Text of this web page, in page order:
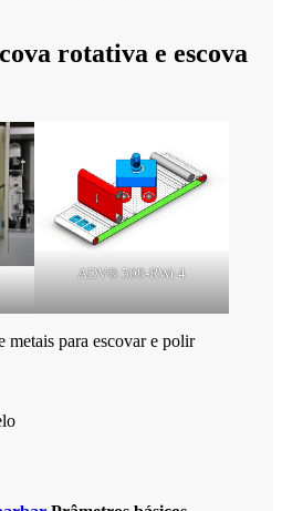
rotativa e escova
ADV® 508-RWr 4
metais para escovar e polir